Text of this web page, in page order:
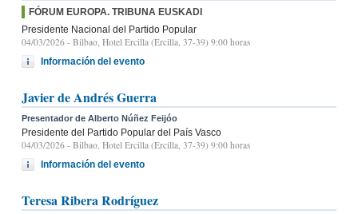
FÓRUM EUROPA. TRIBUNA EUSKADI
Presidente Nacional del Partido Popular
04/03/2026 - Bilbao, Hotel Ercilla (Ercilla, 37-39) 9:00 horas
Información del evento
Javier de Andrés Guerra
Presentador de Alberto Núñez Feijóo
Presidente del Partido Popular del País Vasco
04/03/2026 - Bilbao, Hotel Ercilla (Ercilla, 37-39) 9:00 horas
Información del evento
Teresa Ribera Rodríguez